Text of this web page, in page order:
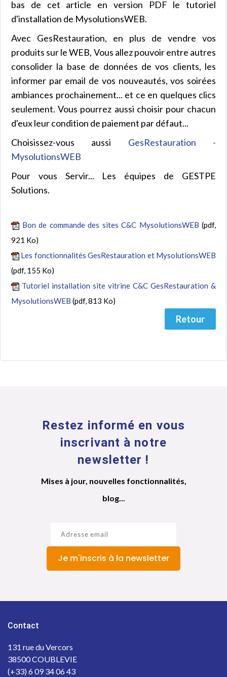
bas de cet article en version PDF le tutoriel
d'installation de MysolutionsWEB.
Avec GesRestauration, en plus de vendre vos
produits sur le WEB, Vous allez pouvoir entre autres
consolider la base de données de vos clients, les
informer par email de vos nouveautés, vos soirées
ambiances prochainement... et ce en quelques clics
seulement. Vous pourrez aussi choisir pour chacun
d'eux leur condition de paiement par défaut...
Choisissez-vous aussi GesRestauration -
MysolutionsWEB
Pour vous Servir... Les équipes de GESTPE
Solutions.
Bon de commande des sites C&C MysolutionsWEB (pdf,
921 Ko)
Les fonctionnalités GesRestauration et MysolutionsWEB
(pdf, 155 Ko)
Tutoriel installation site vitrine C&C GesRestauration &
MysolutionsWEB (pdf, 813 Ko)
Retour
Restez informé en vous
inscrivant à notre
newsletter !
Mises à jour, nouvelles fonctionnalités,
blog...
Je m'inscris à la newsletter
Contact
131 rue du Vercors
38500 COUBLEVIE
(+33) 6 09 34 06 43